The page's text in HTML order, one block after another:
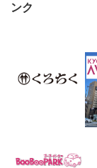
ンク